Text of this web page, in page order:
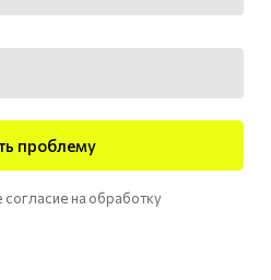
проблему
на обработку